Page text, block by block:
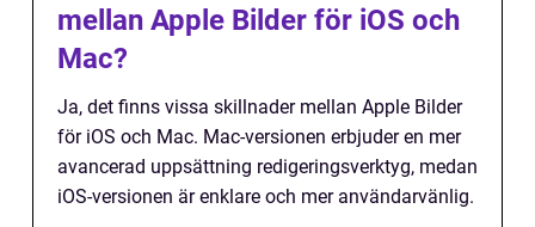
mellan Apple Bilder för iOS och
Mac?
Ja, det finns vissa skillnader mellan Apple Bilder
för iOS och Mac. Mac-versionen erbjuder en mer
avancerad uppsättning redigeringsverktyg, medan
iOS-versionen är enklare och mer användarvänlig.